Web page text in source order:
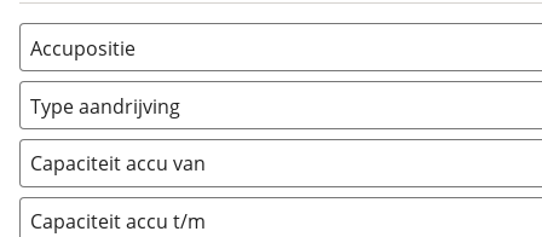
Accupositie
Bagagedrager (0)
Frame (0 )
Vloer (0
Achterbank (0)
Kofferbak (0)
Type aandrijving
Achterwiel (0)
Trapas
Voorwiel
Capaciteit accu van
Capaciteit accu t/m